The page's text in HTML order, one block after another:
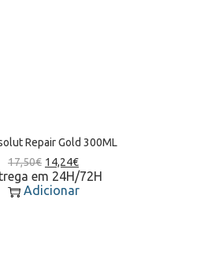
Repair Gold 300ML
17,50€ 14,24€
em 24H/72H
Adicionar